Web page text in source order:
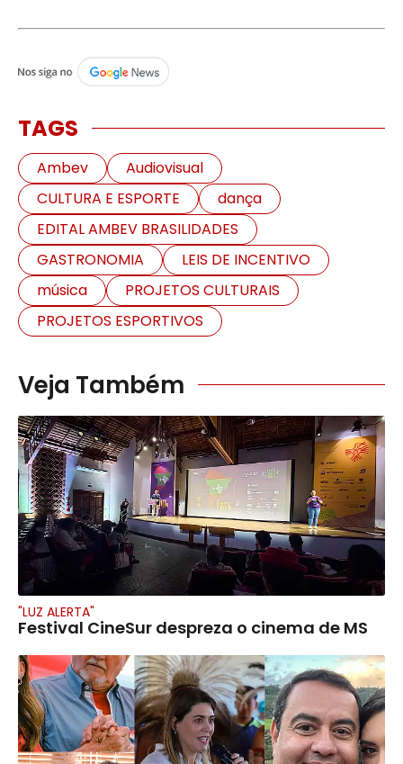
TAGS
Ambev
Audiovisual
CULTURA E ESPORTE
dança
EDITAL AMBEV BRASILIDADES
GASTRONOMIA
LEIS DE INCENTIVO
música
PROJETOS CULTURAIS
PROJETOS ESPORTIVOS
Veja Também
"LUZ ALERTA"
Festival CineSur despreza o cinema de MS